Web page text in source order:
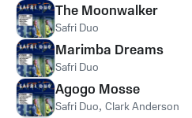
The Moonwalker
Safri Duo
Marimba Dreams
Safri Duo
Agogo Mosse
Safri Duo, Clark Anderson